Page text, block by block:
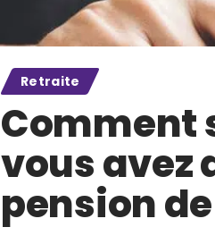
Retraite
Comment
vous avez
pension